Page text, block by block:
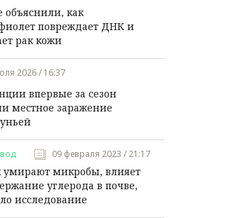
объяснили, как
повреждает ДНК и
рак кожи
2026 / 16:37
впервые за сезон
местное заражение
09 февраля 2023 / 21:17
умирают микробы, влияет
углерода в почве,
исследование